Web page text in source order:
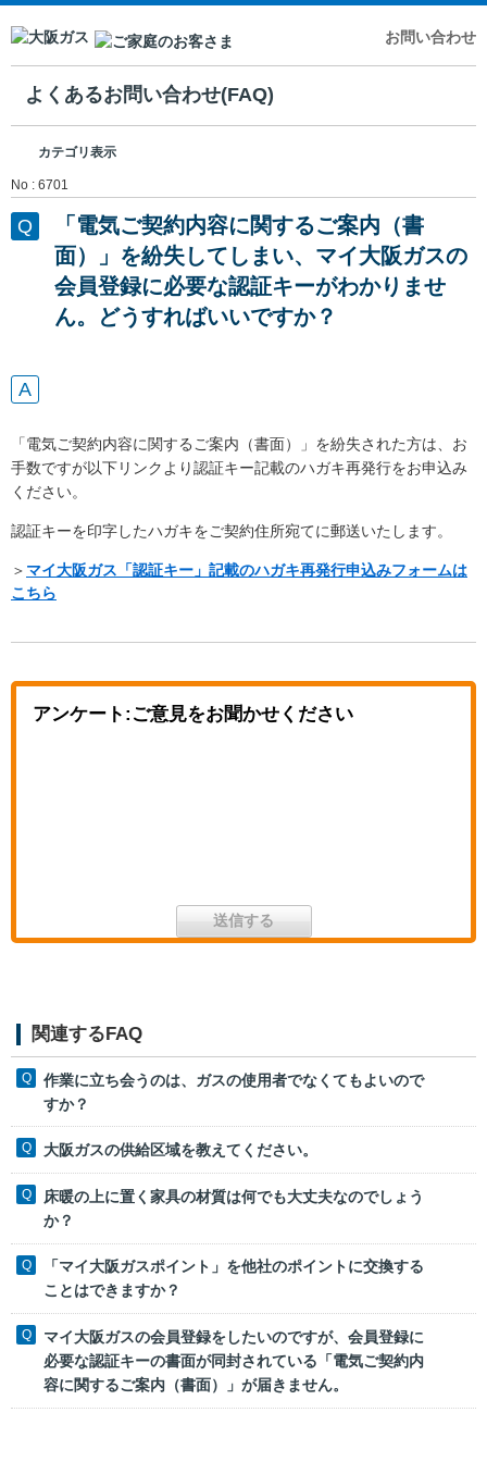
お問い合わせ
よくあるお問い合わせ(FAQ)
カテゴリ表示
No : 6701
「電気ご契約内容に関するご案内（書
面）」を紛失してしまい、マイ大阪ガスの
会員登録に必要な認証キーがわかりませ
ん。どうすればいいですか？
「電気ご契約内容に関するご案内（書面）」を紛失された方は、お
手数ですが以下リンクより認証キー記載のハガキ再発行をお申込み
ください。
認証キーを印字したハガキをご契約住所宛てに郵送いたします。
＞ マイ大阪ガス「認証キー」記載のハガキ再発行申込みフォームは
こちら
アンケート:ご意見をお聞かせください
関連するFAQ
作業に立ち会うのは、ガスの使用者でなくてもよいので
すか？
大阪ガスの供給区域を教えてください。
床暖の上に置く家具の材質は何でも大丈夫なのでしょう
か？
「マイ大阪ガスポイント」を他社のポイントに交換する
ことはできますか？
マイ大阪ガスの会員登録をしたいのですが、会員登録に
必要な認証キーの書面が同封されている「電気ご契約内
容に関するご案内（書面）」が届きません。